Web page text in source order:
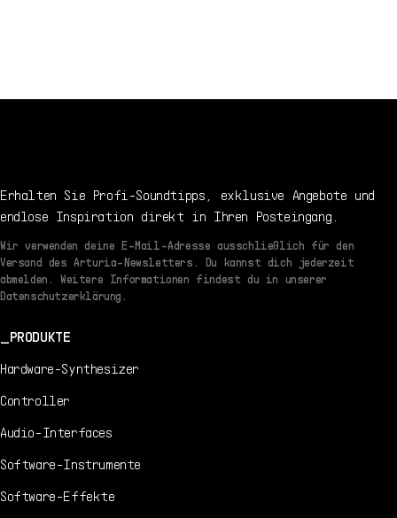
Erhalten Sie Profi-Soundtipps, exklusive Angebote und
endlose Inspiration direkt in Ihren Posteingang.
Wir verwenden deine E-Mail-Adresse ausschließlich für den
Versand des Arturia-Newsletters. Du kannst dich jederzeit
abmelden. Weitere Informationen findest du in unserer
Datenschutzerklärung.
PRODUKTE
Hardware-Synthesizer
Controller
Audio-Interfaces
Software-Instrumente
Software-Effekte